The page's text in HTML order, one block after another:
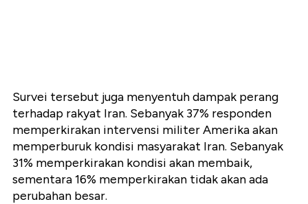
Survei tersebut juga menyentuh dampak perang
terhadap rakyat Iran. Sebanyak 37% responden
memperkirakan intervensi militer Amerika akan
memperburuk kondisi masyarakat Iran. Sebanyak
31% memperkirakan kondisi akan membaik,
sementara 16% memperkirakan tidak akan ada
perubahan besar.